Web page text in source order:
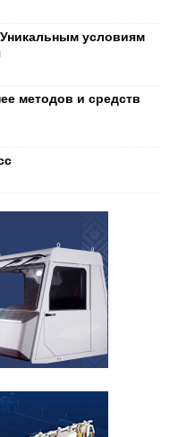
условиям
методов и средств